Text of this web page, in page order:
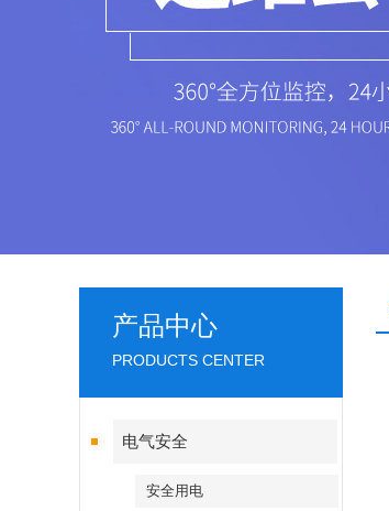
产品中心
PRODUCTS CENTER
电气安全
安全用电